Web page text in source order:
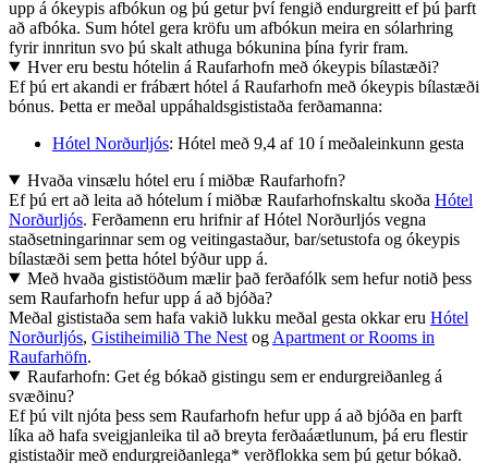
upp á ókeypis afbókun og þú getur því fengið endurgreitt ef þú þarft
að afbóka. Sum hótel gera kröfu um afbókun meira en sólarhring
fyrir innritun svo þú skalt athuga bókunina þína fyrir fram.
Hver eru bestu hótelin á Raufarhofn með ókeypis bílastæði?
Ef þú ert akandi er frábært hótel á Raufarhofn með ókeypis bílastæði
bónus. Þetta er meðal uppáhaldsgististaða ferðamanna:
Hótel Norðurljós: Hótel með 9,4 af 10 í meðaleinkunn gesta
Hvaða vinsælu hótel eru í miðbæ Raufarhofn?
Ef þú ert að leita að hótelum í miðbæ Raufarhofnskaltu skoða Hótel
Norðurljós. Ferðamenn eru hrifnir af Hótel Norðurljós vegna
staðsetningarinnar sem og veitingastaður, bar/setustofa og ókeypis
bílastæði sem þetta hótel býður upp á.
Með hvaða gististöðum mælir það ferðafólk sem hefur notið þess
sem Raufarhofn hefur upp á að bjóða?
Meðal gististaða sem hafa vakið lukku meðal gesta okkar eru Hótel
Norðurljós, Gistiheimilið The Nest og Apartment or Rooms in
Raufarhöfn.
Raufarhofn: Get ég bókað gistingu sem er endurgreiðanleg á
svæðinu?
Ef þú vilt njóta þess sem Raufarhofn hefur upp á að bjóða en þarft
líka að hafa sveigjanleika til að breyta ferðaáætlunum, þá eru flestir
gististaðir með endurgreiðanlega* verðflokka sem þú getur bókað.